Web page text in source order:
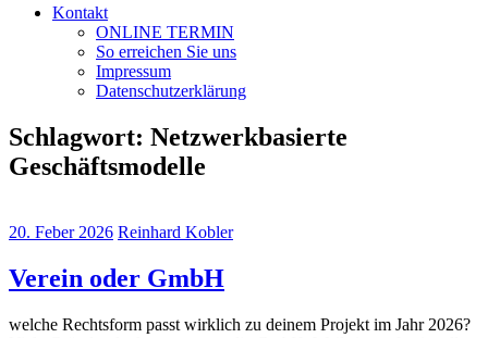
Kontakt
ONLINE TERMIN
So erreichen Sie uns
Impressum
Datenschutzerklärung
Schlagwort: Netzwerkbasierte
Geschäftsmodelle
20. Feber 2026 Reinhard Kobler
Verein oder GmbH
welche Rechtsform passt wirklich zu deinem Projekt im Jahr 2026?